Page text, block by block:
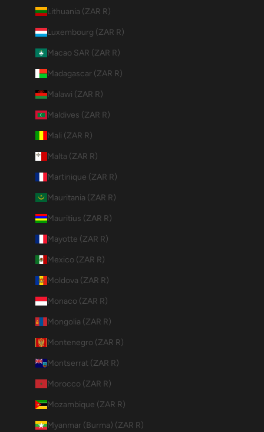
Lithuania (ZAR R)
Luxembourg (ZAR R)
Macao SAR (ZAR R)
Madagascar (ZAR R)
Malawi (ZAR R)
Maldives (ZAR R)
Mali (ZAR R)
Malta (ZAR R)
Martinique (ZAR R)
Mauritania (ZAR R)
Mauritius (ZAR R)
Mayotte (ZAR R)
Mexico (ZAR R)
Moldova (ZAR R)
Monaco (ZAR R)
Mongolia (ZAR R)
Montenegro (ZAR R)
Montserrat (ZAR R)
Morocco (ZAR R)
Mozambique (ZAR R)
Myanmar (Burma) (ZAR R)